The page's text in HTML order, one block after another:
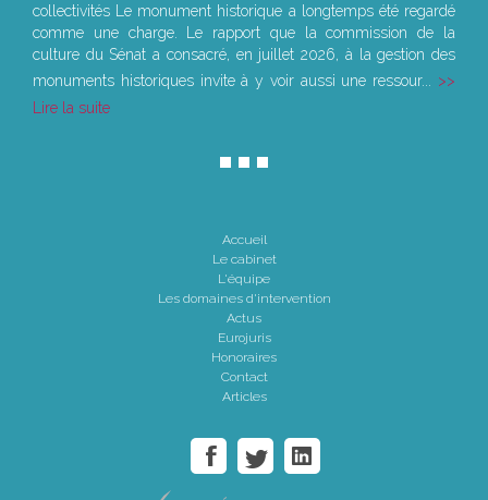
collectivités Le monument historique a longtemps été regardé
comme une charge. Le rapport que la commission de la
culture du Sénat a consacré, en juillet 2026, à la gestion des
monuments historiques invite à y voir aussi une ressour...
Lire la suite
Accueil
Le cabinet
L'équipe
Les domaines d'intervention
Actus
Eurojuris
Honoraires
Contact
Articles